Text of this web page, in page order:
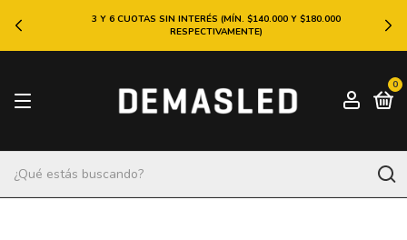
3 Y 6 CUOTAS SIN INTERÉS (MÍN. $140.000 Y $180.000
RESPECTIVAMENTE)
0